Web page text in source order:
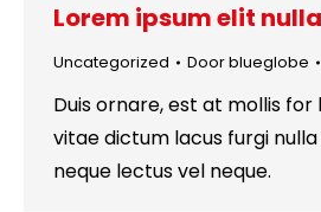
Lorem ipsum elit
Uncategorized Doorblueglobe
Duis ornare, est at mollis
vitae dictum lacus furgi
neque lectus vel neque.